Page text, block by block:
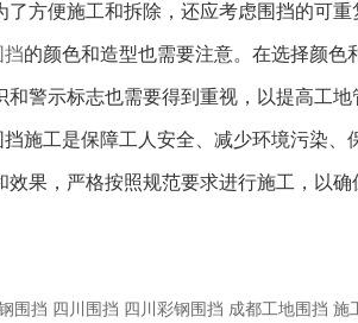
方便施工和拆除，还应考虑围挡的可重
挡的颜色和造型也需要注意。在选择颜色
警示标志也需要得到重视，以提高工地
施工是保障工人安全、减少环境污染
效果，严格按照规范要求进行施工，以
围挡 四川围挡 四川彩钢围挡 成都工地围挡 施